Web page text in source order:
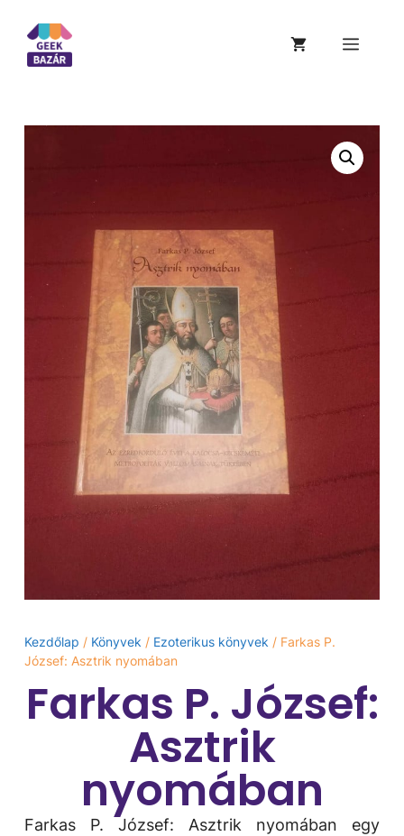
Kezdőlap / Könyvek / Ezoterikus könyvek / Farkas P.
József: Asztrik nyomában
Farkas P. József:
Asztrik
nyomában
Farkas P. József: Asztrik nyomában egy